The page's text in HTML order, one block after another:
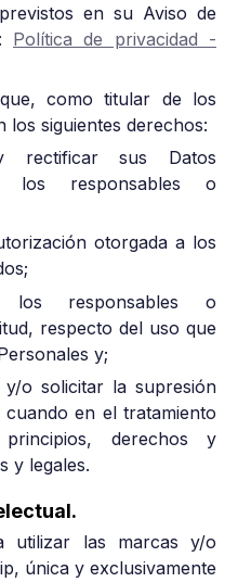
en su Aviso de
Política de privacidad -
como titular de los
los siguientes derechos:
rectificar sus Datos
los responsables o
otorgada a los
responsables o
respecto del uso que
y;
o solicitar la supresión
en el tratamiento
derechos y
y legales.
utilizar las marcas y/o
única y exclusivamente